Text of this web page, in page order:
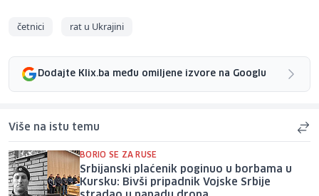
četnici rat u Ukrajini
Dodajte Klix.ba među omiljene izvore na Googlu
Više na istu temu
BORIO SE ZA RUSE
Srbijanski plaćenik poginuo u borbama u
Kursku: Bivši pripadnik Vojske Srbije